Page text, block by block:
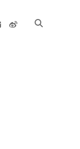
emailweibo